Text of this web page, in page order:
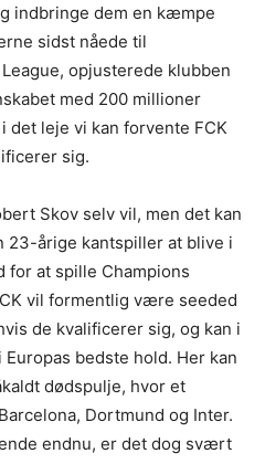
indbringe dem en kæmpe
sidst nåede til
opjusterede klubben
med 200 millioner
det leje vi kan forvente FCK
sig.
Skov selv vil, men det kan
årige kantspiller at blive i
for at spille Champions
vil formentlig være seeded
de kvalificerer sig, og kan i
bedste hold. Her kan
dødspulje, hvor et
Dortmund og Inter.
endnu, er det dog svært